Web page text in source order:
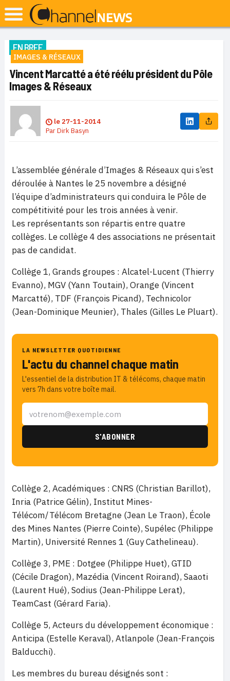
EN BREF
IMAGES & RÉSEAUX
Vincent Marcatté a été réélu président du Pôle
Images & Réseaux
le 27-11-2014
ParDirk Basyn
L’assemblée générale d’Images & Réseaux qui s’est
déroulée à Nantes le 25 novembre a désigné
l’équipe d’administrateurs qui conduira le Pôle de
compétitivité pour les trois années à venir.
Les représentants son répartis entre quatre
collèges. Le collège 4 des associations ne présentait
pas de candidat.
Collège 1, Grands groupes : Alcatel-Lucent (Thierry
Evanno), MGV (Yann Toutain), Orange (Vincent
Marcatté), TDF (François Picand), Technicolor
(Jean-Dominique Meunier), Thales (Gilles Le Pluart).
LA NEWSLETTER QUOTIDIENNE
L'actu du channel chaque matin
L'essentiel de la distribution IT & télécoms, chaque matin
vers 7h dans votre boîte mail.
Collège 2, Académiques : CNRS (Christian Barillot),
Inria (Patrice Gélin), Institut Mines-
Télécom/Télécom Bretagne (Jean Le Traon), École
des Mines Nantes (Pierre Cointe), Supélec (Philippe
Martin), Université Rennes 1 (Guy Cathelineau).
Collège 3, PME : Dotgee (Philippe Huet), GTID
(Cécile Dragon), Mazédia (Vincent Roirand), Saaoti
(Laurent Hué), Sodius (Jean-Philippe Lerat),
TeamCast (Gérard Faria).
Collège 5, Acteurs du développement économique :
Anticipa (Estelle Keraval), Atlanpole (Jean-François
Balducchi).
Les membres du bureau désignés sont :